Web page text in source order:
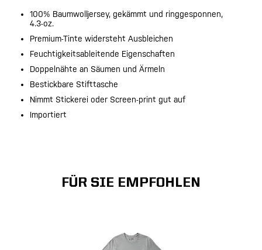
100% Baumwolljersey, gekämmt und ringgesponnen,
4.3-oz.
Premium-Tinte widersteht Ausbleichen
Feuchtigkeitsableitende Eigenschaften
Doppelnähte an Säumen und Ärmeln
Bestickbare Stifttasche
Nimmt Stickerei oder Screen-print gut auf
Importiert
FÜR SIE EMPFOHLEN